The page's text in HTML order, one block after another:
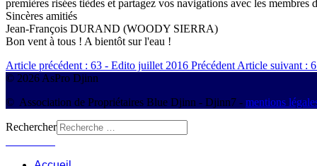
premières risées tièdes et partagez vos navigations avec les membres
Sincères amitiés
Jean-François DURAND (WOODY SIERRA)
Bon vent à tous ! A bientôt sur l'eau !
Article précédent : 63 - Edito juillet 2016 PrécédentArticle suivant :
© 2026 AsPro Djinn
© Association de Propriétaires Blue Djinn - Djinn7 - mentions
Rechercher